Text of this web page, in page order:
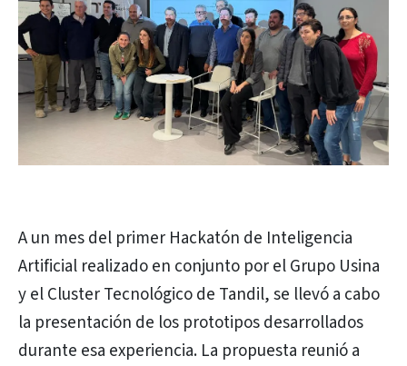
A un mes del primer Hackatón de Inteligencia
Artificial realizado en conjunto por el Grupo Usina
y el Cluster Tecnológico de Tandil, se llevó a cabo
la presentación de los prototipos desarrollados
durante esa experiencia. La propuesta reunió a